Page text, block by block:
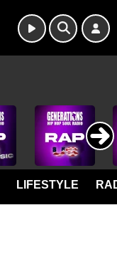
LIFESTYLE